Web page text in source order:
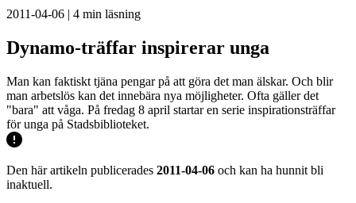
2011-04-06 | 4 min läsning
Dynamo-träffar inspirerar unga
Man kan faktiskt tjäna pengar på att göra det man älskar. Och blir
man arbetslös kan det innebära nya möjligheter. Ofta gäller det
"bara" att våga. På fredag 8 april startar en serie inspirationsträffar
för unga på Stadsbiblioteket.
Den här artikeln publicerades 2011-04-06 och kan ha hunnit bli
inaktuell.